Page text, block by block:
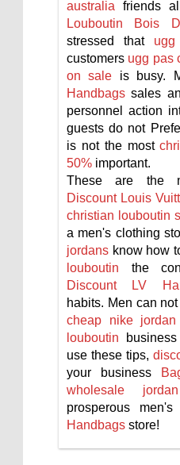
australia friends
Louboutin Bois
stressed that ugg
customers ugg pas
on sale is busy.
Handbags sales
personnel action
guests do not
is not the most
50% important.
These are the
Discount Louis
christian louboutin
a men's clothing
jordans know how
louboutin the
Discount LV
habits. Men can
cheap nike jordan
louboutin
use these tips,
your business
wholesale
prosperous men's
Handbags store!